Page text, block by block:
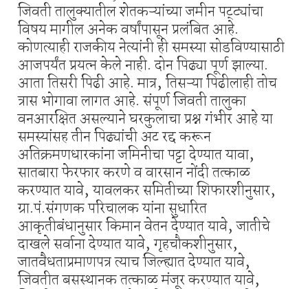
जिवती तालुक्यातील शेतकऱ्यांच्या जमीन पट्ट्यांचा
विषय मागील अनेक वर्षांपासून प्रलंबित आहे.
कोणत्याही राजकीय नेत्यांनी ही समस्या सोडविण्यासाठी
आजपर्यंत प्रयत्न केले नाही. दोन पिढ्या पूर्ण झाल्या.
आता तिसरी पिढी आहे. मात्र, तिसऱ्या पिढीलाही तोच
त्रास भोगावा लागत आहे. संपूर्ण जिवती तालुका
वनआरक्षित असल्याने घरकुलाचा प्रश्न गंभीर आहे या
समस्यांसह तीन पिढ्यांची अट रद्द करून
अतिक्रमणधारकांना जमिनीचा पट्टा देण्यात यावा,
सातबारा फेरफार करणे व वारसान नोंदी तत्काळ
करण्यात यावे, यावलकर समितीच्या शिफारशीनुसार,
ग्रा.पं.संगणक परिचालक यांना सुधारित
आकृतीबंधानुसार किमान वेतन देण्यात यावे, जातीचे
दाखले सर्वाना देण्यात यावे, गृहचौकशीनुसार,
जातवैधताप्रमाणपत्र त्याच जिल्ह्यात देण्यात यावे,
जिवतीत बसस्थानक तत्काळ मंजूर करण्यात यावे,